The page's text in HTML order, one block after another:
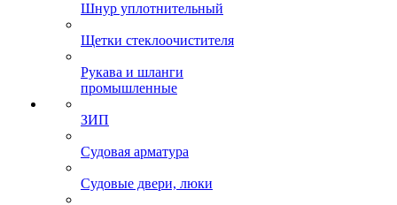
Шнур уплотнительный
Щетки стеклоочистителя
Рукава и шланги
промышленные
ЗИП
Судовая арматура
Судовые двери, люки